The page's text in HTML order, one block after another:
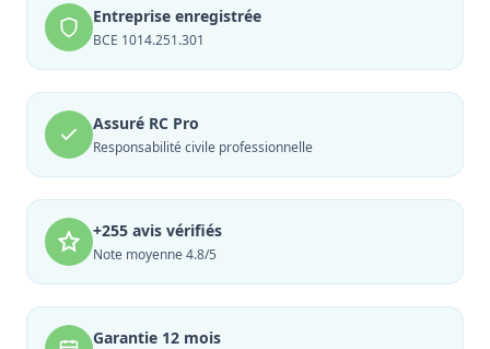
Entreprise enregistrée
BCE 1014.251.301
Assuré RC Pro
Responsabilité civile professionnelle
+255 avis vérifiés
Note moyenne 4.8/5
Garantie 12 mois